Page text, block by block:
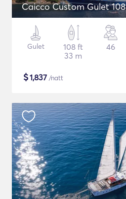
Caicco Custom Gulet 108
Gulet
108 ft
33 m
46
$1,837 /natt